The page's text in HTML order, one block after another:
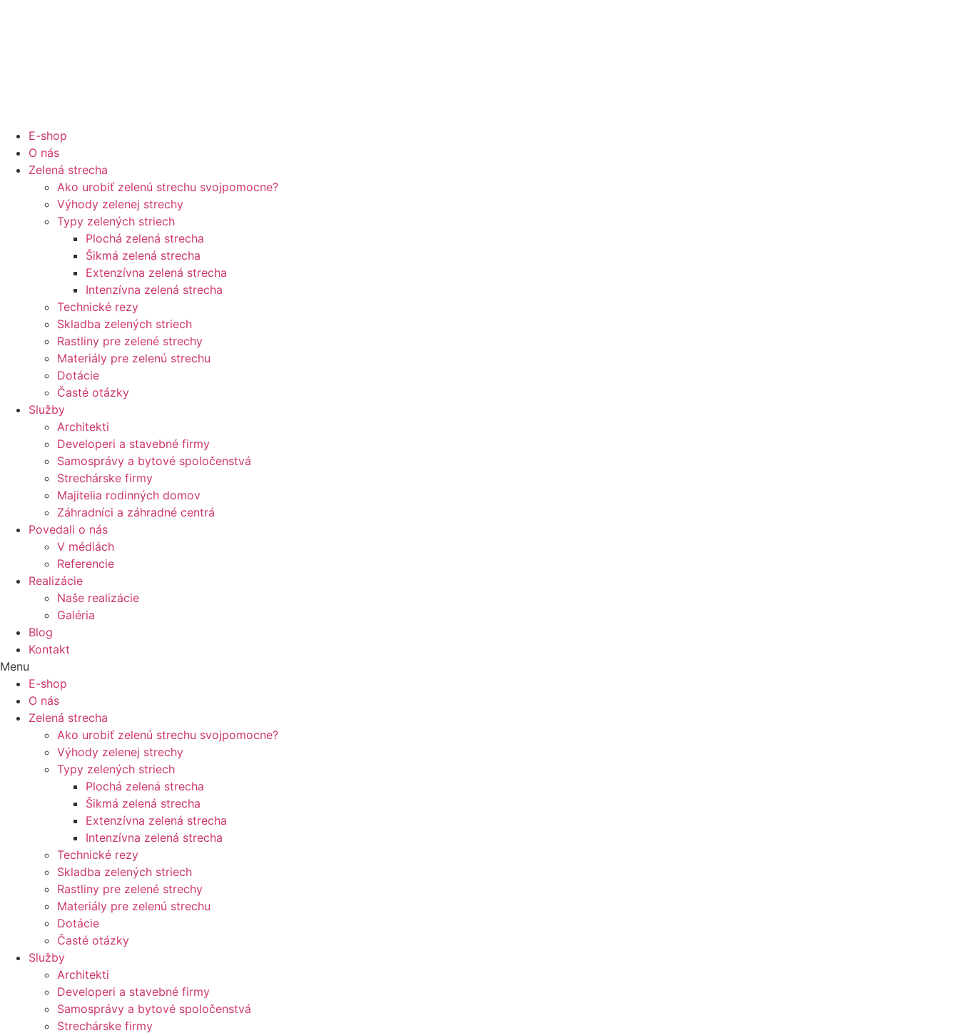
E-shop
O nás
Zelená strecha
Ako urobiť zelenú strechu svojpomocne?
Výhody zelenej strechy
Typy zelených striech
Plochá zelená strecha
Šikmá zelená strecha
Extenzívna zelená strecha
Intenzívna zelená strecha
Technické rezy
Skladba zelených striech
Rastliny pre zelené strechy
Materiály pre zelenú strechu
Dotácie
Časté otázky
Služby
Architekti
Developeri a stavebné firmy
Samosprávy a bytové spoločenstvá
Strechárske firmy
Majitelia rodinných domov
Záhradníci a záhradné centrá
Povedali o nás
V médiách
Referencie
Realizácie
Naše realizácie
Galéria
Blog
Kontakt
Menu
E-shop
O nás
Zelená strecha
Ako urobiť zelenú strechu svojpomocne?
Výhody zelenej strechy
Typy zelených striech
Plochá zelená strecha
Šikmá zelená strecha
Extenzívna zelená strecha
Intenzívna zelená strecha
Technické rezy
Skladba zelených striech
Rastliny pre zelené strechy
Materiály pre zelenú strechu
Dotácie
Časté otázky
Služby
Architekti
Developeri a stavebné firmy
Samosprávy a bytové spoločenstvá
Strechárske firmy